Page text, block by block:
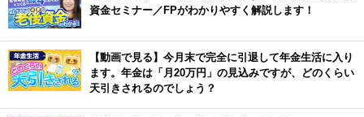
資金セミナー／FPがわかりやすく解説します！
【動画で見る】今月末で完全に引退して年金生活に入り
ます。年金は「月20万円」の見込みですが、どのくらい
天引きされるのでしょう？